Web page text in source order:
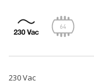
230 Vac